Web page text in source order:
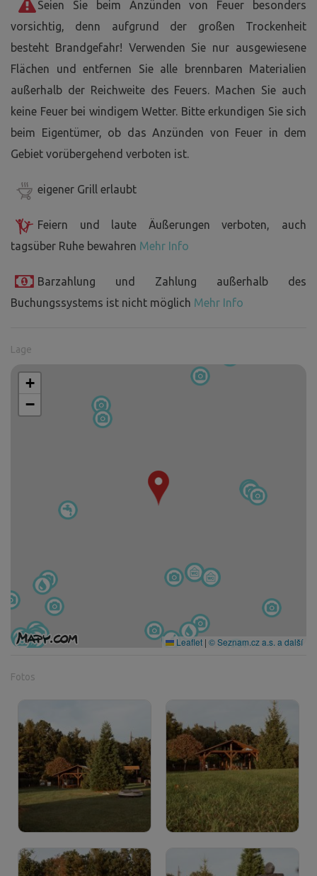
Seien Sie beim Anzünden von Feuer besonders
vorsichtig, denn aufgrund der großen Trockenheit
besteht Brandgefahr! Verwenden Sie nur ausgewiesene
Flächen und entfernen Sie alle brennbaren Materialien
außerhalb der Reichweite des Feuers. Machen Sie auch
keine Feuer bei windigem Wetter. Bitte erkundigen Sie sich
beim Eigentümer, ob das Anzünden von Feuer in dem
Gebiet vorübergehend verboten ist.
eigener Grill erlaubt
Feiern und laute Äußerungen verboten, auch
tagsüber Ruhe bewahren Mehr Info
Barzahlung und Zahlung außerhalb des
Buchungssystems ist nicht möglich Mehr Info
Lage
+
−
Leaflet | © Seznam.cz a.s. a další
Fotos